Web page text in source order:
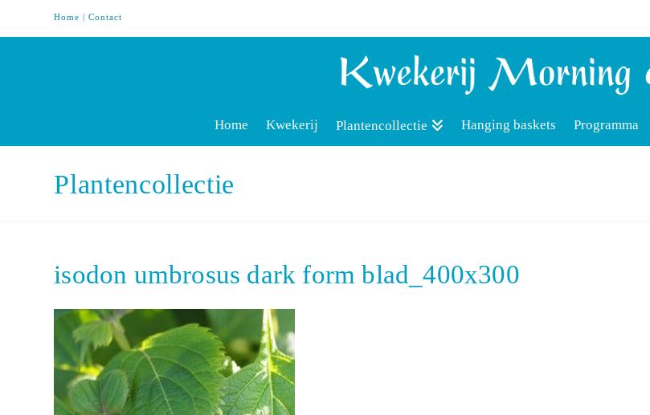
Home |Contact
Home Kwekerij Plantencollectie Hanging baskets Programma
Plantencollectie
isodon umbrosus dark form blad_400x300